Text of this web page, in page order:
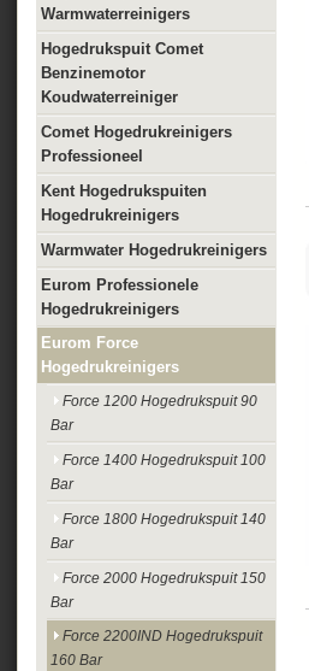
Warmwaterreinigers
Hogedrukspuit Comet
Benzinemotor
Koudwaterreiniger
Comet Hogedrukreinigers
Professioneel
Kent Hogedrukspuiten
Hogedrukreinigers
Warmwater Hogedrukreinigers
Eurom Professionele
Hogedrukreinigers
Eurom Force
Hogedrukreinigers
Force 1200 Hogedrukspuit 90
Bar
Force 1400 Hogedrukspuit 100
Bar
Force 1800 Hogedrukspuit 140
Bar
Force 2000 Hogedrukspuit 150
Bar
Force 2200IND Hogedrukspuit
160 Bar